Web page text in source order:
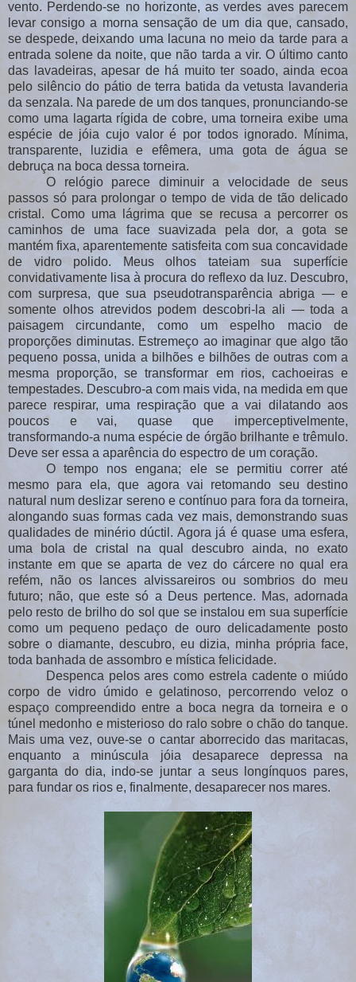
vento. Perdendo-se no horizonte, as verdes aves parecem
levar consigo a morna sensação de um dia que, cansado,
se despede, deixando uma lacuna no meio da tarde para a
entrada solene da noite, que não tarda a vir. O último canto
das lavadeiras, apesar de há muito ter soado, ainda ecoa
pelo silêncio do pátio de terra batida da vetusta lavanderia
da senzala. Na parede de um dos tanques, pronunciando-se
como uma lagarta rígida de cobre, uma torneira exibe uma
espécie de jóia cujo valor é por todos ignorado. Mínima,
transparente, luzidia e efêmera, uma gota de água se
debruça na boca dessa torneira.
O relógio parece diminuir a velocidade de seus
passos só para prolongar o tempo de vida de tão delicado
cristal. Como uma lágrima que se recusa a percorrer os
caminhos de uma face suavizada pela dor, a gota se
mantém fixa, aparentemente satisfeita com sua concavidade
de vidro polido. Meus olhos tateiam sua superfície
convidativamente lisa à procura do reflexo da luz. Descubro,
com surpresa, que sua pseudotransparência abriga — e
somente olhos atrevidos podem descobri-la ali — toda a
paisagem circundante, como um espelho macio de
proporções diminutas. Estremeço ao imaginar que algo tão
pequeno possa, unida a bilhões e bilhões de outras com a
mesma proporção, se transformar em rios, cachoeiras e
tempestades. Descubro-a com mais vida, na medida em que
parece respirar, uma respiração que a vai dilatando aos
poucos e vai, quase que imperceptivelmente,
transformando-a numa espécie de órgão brilhante e trêmulo.
Deve ser essa a aparência do espectro de um coração.
O tempo nos engana; ele se permitiu correr até
mesmo para ela, que agora vai retomando seu destino
natural num deslizar sereno e contínuo para fora da torneira,
alongando suas formas cada vez mais, demonstrando suas
qualidades de minério dúctil. Agora já é quase uma esfera,
uma bola de cristal na qual descubro ainda, no exato
instante em que se aparta de vez do cárcere no qual era
refém, não os lances alvissareiros ou sombrios do meu
futuro; não, que este só a Deus pertence. Mas, adornada
pelo resto de brilho do sol que se instalou em sua superfície
como um pequeno pedaço de ouro delicadamente posto
sobre o diamante, descubro, eu dizia, minha própria face,
toda banhada de assombro e mística felicidade.
Despenca pelos ares como estrela cadente o miúdo
corpo de vidro úmido e gelatinoso, percorrendo veloz o
espaço compreendido entre a boca negra da torneira e o
túnel medonho e misterioso do ralo sobre o chão do tanque.
Mais uma vez, ouve-se o cantar aborrecido das maritacas,
enquanto a minúscula jóia desaparece depressa na
garganta do dia, indo-se juntar a seus longínquos pares,
para fundar os rios e, finalmente, desaparecer nos mares.